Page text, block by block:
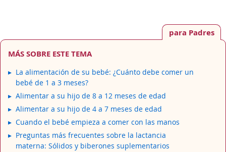
para Padres
MÁS SOBRE ESTE TEMA
La alimentación de su bebé: ¿Cuánto debe comer un
bebé de 1 a 3 meses?
Alimentar a su hijo de 8 a 12 meses de edad
Alimentar a su hijo de 4 a 7 meses de edad
Cuando el bebé empieza a comer con las manos
Preguntas más frecuentes sobre la lactancia
materna: Sólidos y biberones suplementarios